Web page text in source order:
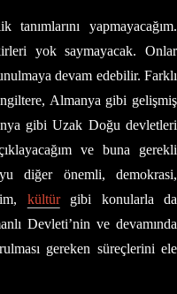
yapmayacağım.
yok saymayacak. Onlar
devam edebilir. Farklı
Almanya gibi gelişmiş
gibi Uzak Doğu devletleri
ve buna gerekli
diğer önemli, demokrasi,
kültürgibi konularla da
Devleti’nin ve devamında
gereken süreçlerini ele